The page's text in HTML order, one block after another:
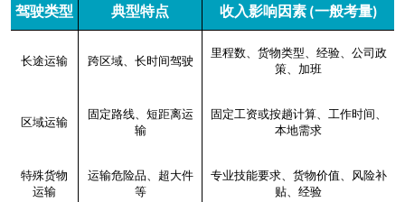
驾驶类型 典型特点 收入影响因素 (一般考量)
长途运输 跨区域、长时间驾驶
里程数、货物类型、经验、公司政
策、加班
区域运输
固定路线、短距离运
输
固定工资或按趟计算、工作时间、
本地需求
特殊货物
运输
运输危险品、超大件
等
专业技能要求、货物价值、风险补
贴、经验